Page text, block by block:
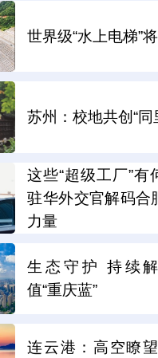
世界级“水上电梯”
苏州：校地共创“同
这些“超级工厂”有
驻华外交官解码合
力量
生态守护 持续
值“重庆蓝”
连云港：高空瞭